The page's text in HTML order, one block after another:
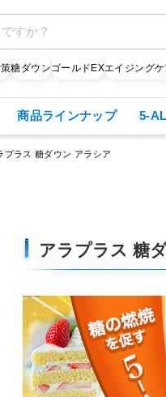
糖ダウンゴールドEXエイジングケ
商品ラインナップ 5-
プラス 糖ダウン アラシア
アラプラス 糖